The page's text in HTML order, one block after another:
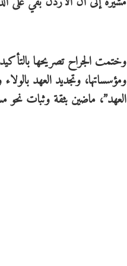
وختمت الجراح تصريحها
ومؤسساتها، وتجديد العهد
العهد”، ماضين بثقة وثبات نحو